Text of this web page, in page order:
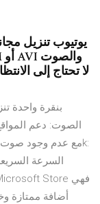
بنقرة واحدة
الصوت: دعم
أضافة ممتازة